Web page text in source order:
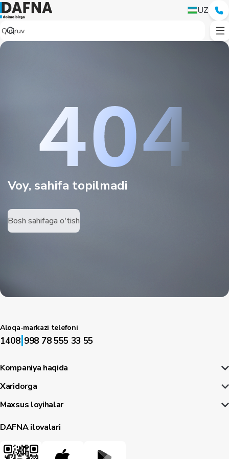
UZ
Voy, sahifa topilmadi
Bosh sahifaga o'tish
Aloqa-markazi telefoni
1408|998 78 555 33 55
Kompaniya haqida
Xaridorga
Maxsus loyihalar
DAFNA ilovalari